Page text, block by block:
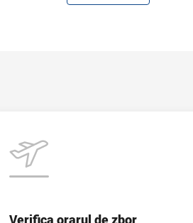
Verifica orarul de zbor